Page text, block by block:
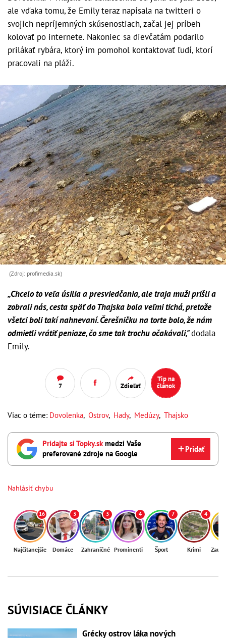
ale vďaka tomu, že Emily teraz napísala na twitteri o
svojich nepríjemných skúsenostiach, začal jej príbeh
kolovať po internete. Nakoniec sa dievčatám podarilo
prilákať rybára, ktorý im pomohol kontaktovať ľudí, ktorí
pracovali na pláži.
(Zdroj: profimedia.sk)
„Chcelo to veľa úsilia a presviedčania, ale traja muži prišli a
zobrali nás, cesta späť do Thajska bola veľmi tichá, pretože
všetci boli takí nahnevaní. Čerešničku na torte bolo, že nám
odmietli vrátiť peniaze, čo sme tak trochu očakávali,"dodala
Emily.
7 Zdieľať
Tip na
článok
Viac o téme: Dovolenka, Ostrov, Hady, Medúzy, Thajsko
Pridajte si Topky.skmedzi Vaše
preferované zdroje na Google
Pridať
Nahlásiť chybu
16
Najčítanejšie
3
Domáce
3
Zahraničné
4
Prominenti
7
Šport
4
Krimi
SÚVISIACE ČLÁNKY
Grécky ostrov láka nových